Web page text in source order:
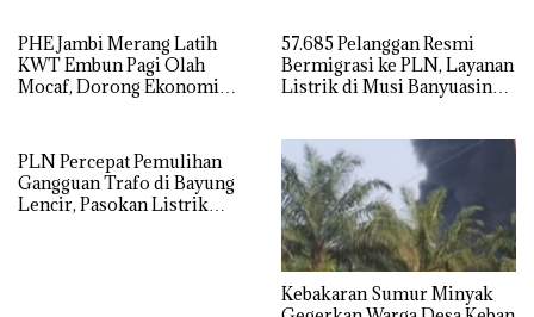
PHE Jambi Merang Latih
KWT Embun Pagi Olah
Mocaf, Dorong Ekonomi
57.685 Pelanggan Resmi
Bermigrasi ke PLN, Layanan
Listrik di Musi Banyuasin
PLN Percepat Pemulihan
Gangguan Trafo di Bayung
Lencir, Pasokan Listrik
Kebakaran Sumur Minyak